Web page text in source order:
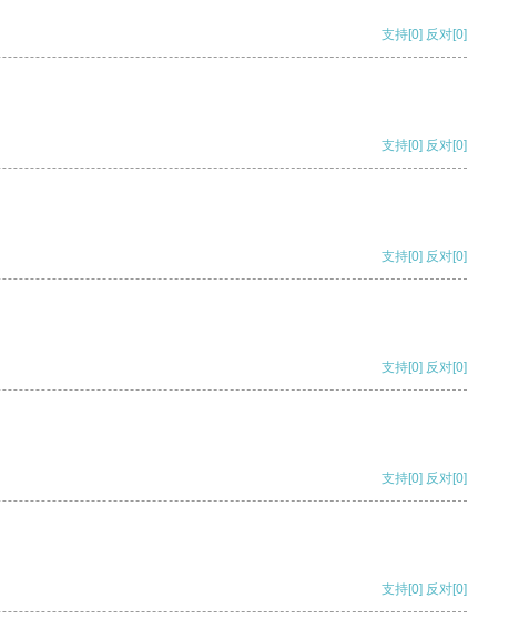
支持[0] 反对[0]
支持[0] 反对[0]
支持[0] 反对[0]
支持[0] 反对[0]
支持[0] 反对[0]
支持[0] 反对[0]